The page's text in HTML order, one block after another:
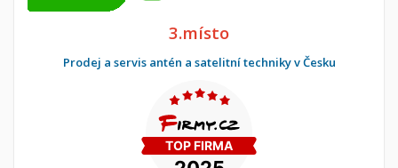
3.místo
Prodej a servis antén a satelitní techniky v Česku